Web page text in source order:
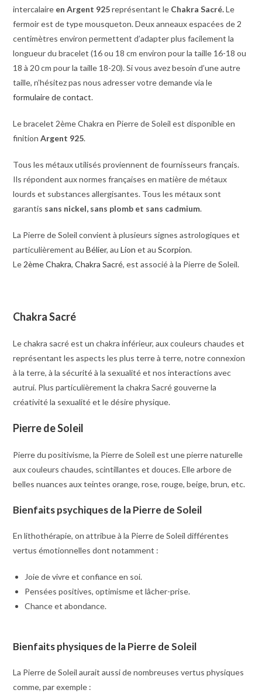
intercalaire en Argent 925représentant le Chakra Sacré.Le
fermoir est de type mousqueton. Deux anneaux espacées de 2
centimètres environ permettent d’adapter plus facilement la
longueur du bracelet (16 ou 18 cm environ pour la taille 16-18 ou
18 à 20 cm pour la taille 18-20). Si vous avez besoin d’une autre
taille, n’hésitez pas nous adresser votre demande via le
formulaire de contact.
Le bracelet 2ème Chakra en Pierre de Soleil est disponible en
finitionArgent 925.
Tous les métaux utilisés proviennent de fournisseurs français.
Ils répondent aux normes françaises en matière de métaux
lourds et substances allergisantes. Tous les métaux sont
garantis sans nickel, sans plomb et sans cadmium.
La Pierre de Soleil convient à plusieurs signes astrologiques et
particulièrement auBélier, auLion et auScorpion.
Le 2ème Chakra,Chakra Sacré, est associé à la Pierre de Soleil.
Chakra Sacré
Le chakra sacré est un chakra inférieur, aux couleurs chaudes et
représentant les aspects les plus terre à terre, notre connexion
à la terre, à la sécurité à la sexualité et nos interactions avec
autrui. Plus particulièrement la chakra Sacré gouverne la
créativité la sexualité et le désire physique.
Pierre de Soleil
Pierre du positivisme, la Pierre de Soleil est une pierre naturelle
aux couleurs chaudes, scintillantes et douces. Elle arbore de
belles nuances aux teintes orange, rose, rouge, beige, brun, etc.
Bienfaits psychiques de la Pierre de Soleil
En lithothérapie, on attribue à la Pierre de Soleil différentes
vertus émotionnelles dont notamment :
Joie de vivre et confiance en soi.
Pensées positives, optimisme et lâcher-prise.
Chance et abondance.
Bienfaits physiques de la Pierre de Soleil
La Pierre de Soleil aurait aussi de nombreuses vertus physiques
comme, par exemple :